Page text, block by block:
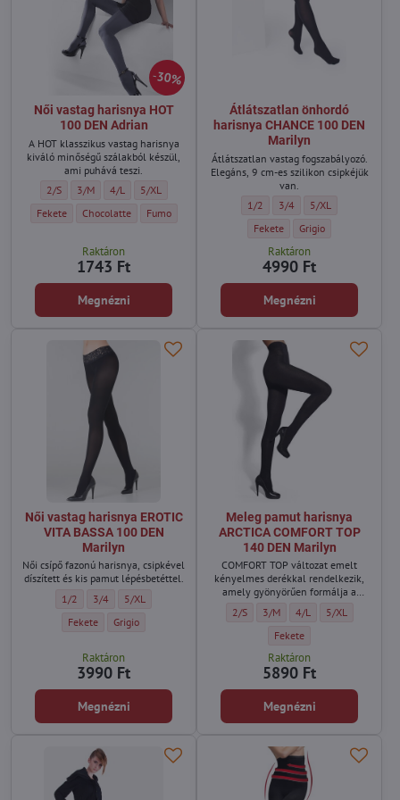
30%
Női vastag harisnya HOT
100 DEN Adrian
A HOT klasszikus vastag harisnya
kiváló minőségű szálakból készül,
ami puhává teszi.
Női vastag harisnya HOT 100 DEN Adrian - Méret:
2/S Női vastag harisnya HOT 100 DEN Adrian - Méret:
3/M Női vastag harisnya HOT 100 DEN Adrian - Méret:
4/L Női vastag harisnya HOT 100 DEN Adrian - Méret:
5/XL
Női vastag harisnya HOT 100 DEN Adrian - Szín:
Fekete Női vastag harisnya HOT 100 DEN Adrian - Szín:
Chocolatte Női vastag harisnya HOT 100 DEN Adrian - Szín:
Fumo
Raktáron
1743 Ft
Megnézni
Átlátszatlan önhordó
harisnya CHANCE 100 DEN
Marilyn
Átlátszatlan vastag fogszabályozó.
Elegáns, 9 cm-es szilikon csipkéjük
van.
Átlátszatlan önhordó harisnya
1/2 Átlátszatlan önhordó
3/4 Átlátszatlan
5/XL
Átlátszatlan önhordó harisnya
Fekete Átlátszatlan önhordó
Grigio
Raktáron
4990 Ft
Megnézni
Női vastag harisnya EROTIC
VITA BASSA 100 DEN
Marilyn
Női csípő fazonú harisnya, csipkével
díszített és kis pamut lépésbetéttel.
Női vastag harisnya EROTIC VITA BASSA 100 DEN Marilyn - Méret:
1/2 Női vastag harisnya EROTIC VITA BASSA 100 DEN Marilyn - Méret:
3/4 Női vastag harisnya EROTIC VITA BASSA 100 DEN Marilyn -
5/XL
Női vastag harisnya EROTIC VITA BASSA 100 DEN Marilyn - Szín:
Fekete Női vastag harisnya EROTIC VITA BASSA 100 DEN Marilyn -
Grigio
Raktáron
3990 Ft
Megnézni
Meleg pamut harisnya
ARCTICA COMFORT TOP
140 DEN Marilyn
COMFORT TOP változat emelt
kényelmes derékkal rendelkezik,
amely gyönyörűen formálja a
Meleg pamut harisnya ARCTICA
2/S Meleg pamut harisnya
3/M Meleg pamut harisnya
4/L Meleg pamut
5/XL
Meleg pamut harisnya
Fekete
Raktáron
5890 Ft
Megnézni